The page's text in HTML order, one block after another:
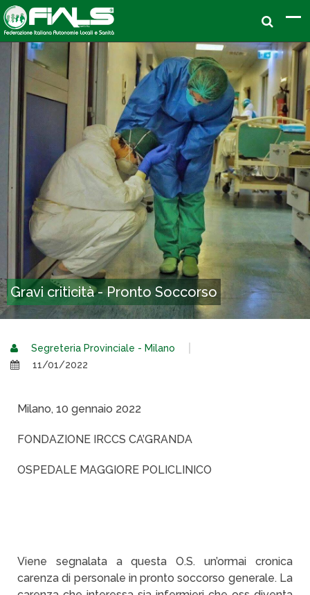
Gravi criticità - Pronto Soccorso
Segreteria Provinciale - Milano
11/01/2022
Milano, 10 gennaio 2022
FONDAZIONE IRCCS CA’GRANDA
OSPEDALE MAGGIORE POLICLINICO
Viene segnalata a questa O.S. un’ormai cronica
carenza di personale in pronto soccorso generale. La